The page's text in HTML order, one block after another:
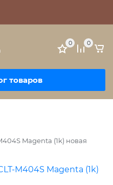
товаров
0 0
Magenta (1k) новая